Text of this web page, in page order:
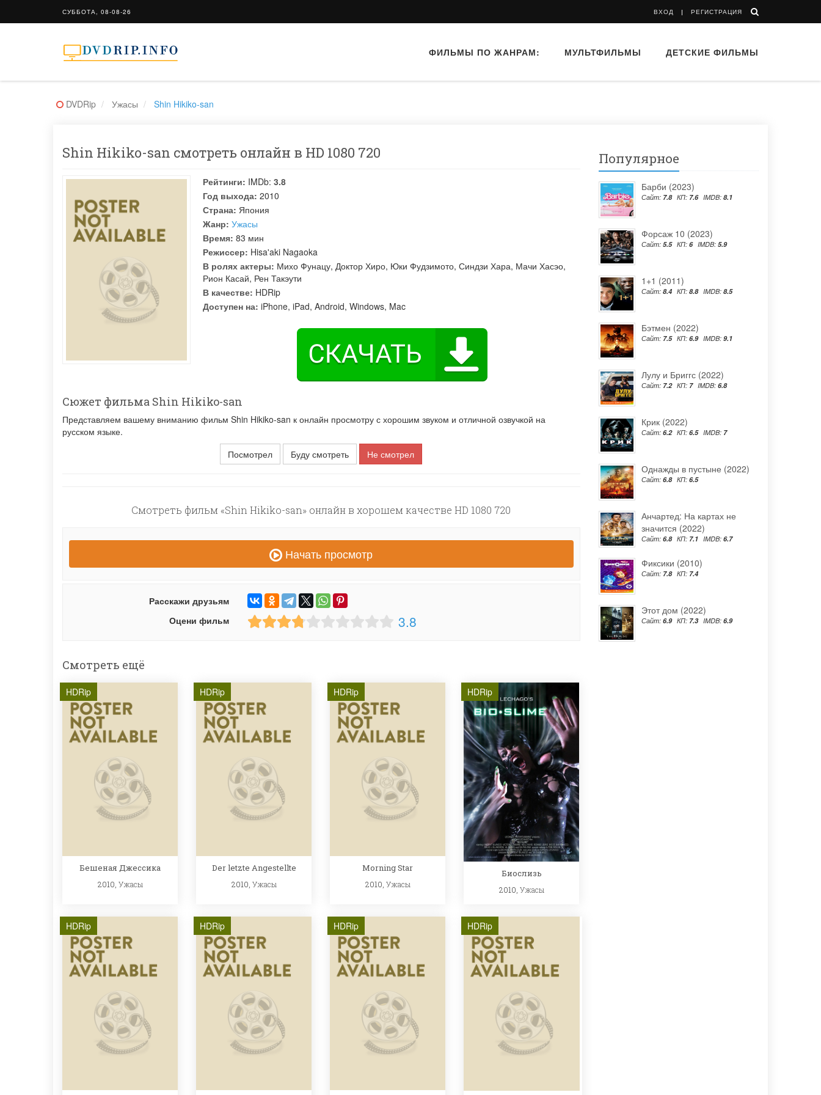
СУББОТА, 08-08-26 ВХОД РЕГИСТРАЦИЯ
ФИЛЬМЫ ПО ЖАНРАМ: МУЛЬТФИЛЬМЫ ДЕТСКИЕ ФИЛЬМЫ
DVDRip Ужасы Shin Hikiko-san
Shin Hikiko-san смотреть онлайн в HD 1080 720
Рейтинги: IMDb: 3.8
Год выхода: 2010
Страна: Япония
Жанр: Ужасы
Время: 83 мин
Режиссер: Hisa'aki Nagaoka
В ролях актеры: Михо Фунацу, Доктор Хиро, Юки Фудзимото, Синдзи Хара, Мачи Хасэо,
Рион Касай, Рен Такэути
В качестве: HDRip
Доступен на: iPhone, iPad, Android, Windows, Mac
Сюжет фильма Shin Hikiko-san
Представляем вашему вниманию фильм Shin Hikiko-san к онлайн просмотру с хорошим звуком и отличной озвучкой на
русском языке.
Посмотрел
Буду смотреть Не смотрел
Смотреть фильм «Shin Hikiko-san» онлайн в хорошем качестве HD 1080 720
Начать просмотр
Расскажи друзьям
Оцени фильм
3.8
Смотреть ещё
HDRip
Бешеная Джессика
2010, Ужасы
HDRip
Der letzte Angestellte
2010, Ужасы
HDRip
Morning Star
2010, Ужасы
HDRip
Биослизь
2010, Ужасы
HDRip HDRip HDRip HDRip
Популярное
Барби (2023)
Сайт: 7.8 КП: 7.6 IMDB: 8.1
Форсаж 10 (2023)
Сайт: 5.5 КП: 6 IMDB: 5.9
1+1 (2011)
Сайт: 8.4 КП: 8.8 IMDB: 8.5
Бэтмен (2022)
Сайт: 7.5 КП: 6.9 IMDB: 9.1
Лулу и Бриггс (2022)
Сайт: 7.2 КП: 7 IMDB: 6.8
Крик (2022)
Сайт: 6.2 КП: 6.5 IMDB: 7
Однажды в пустыне (2022)
Сайт: 6.8 КП: 6.5
Анчартед: На картах не
значится (2022)
Сайт: 6.8 КП: 7.1 IMDB: 6.7
Фиксики (2010)
Сайт: 7.8 КП: 7.4
Этот дом (2022)
Сайт: 6.9 КП: 7.3 IMDB: 6.9